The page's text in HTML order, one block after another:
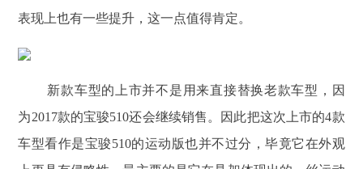
表现上也有一些提升，这一点值得肯定。
新款车型的上市并不是用来直接替换老款车型，因
为2017款的宝骏510还会继续销售。因此把这次上市的4款
车型看作是宝骏510的运动版也并不过分，毕竟它在外观